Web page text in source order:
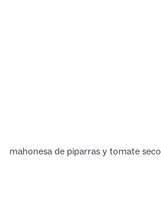
mahonesa de piparras y tomate seco